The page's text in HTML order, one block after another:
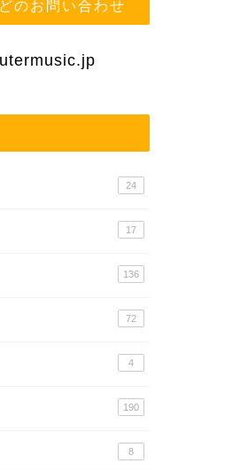
のお問い合わせ
24
17
136
72
4
190
8